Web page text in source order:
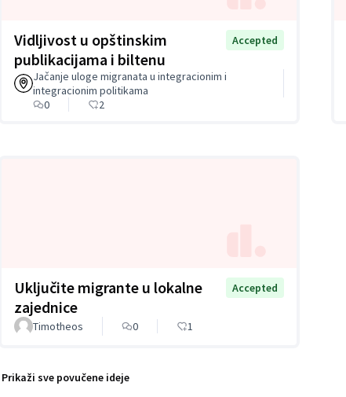
Vidljivost u opštinskim
publikacijama i biltenu
Accepted
Jačanje uloge migranata u integracionim i
integracionim politikama
0
2
Uključite migrante u lokalne
zajednice
Accepted
Timotheos 0 1
Prikaži sve povučene ideje